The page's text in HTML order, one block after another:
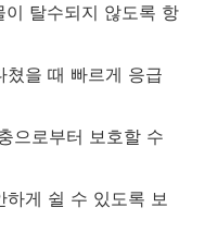
이 탈수되지 않도록 항
쳤을 때 빠르게 응급
으로부터 보호할 수
하게 쉴 수 있도록 보